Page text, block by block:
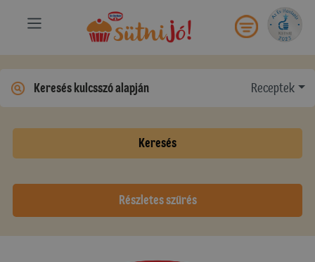
Receptek
Keresés
Részletes szűrés